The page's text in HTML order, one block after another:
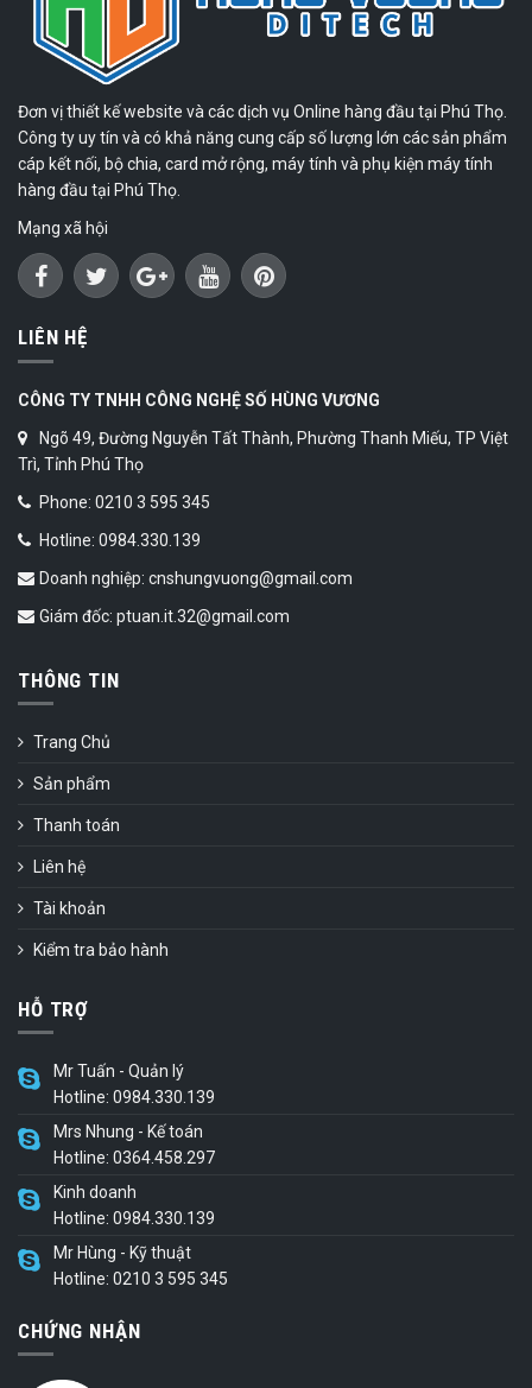
Đơn vị thiết kế website và các dịch vụ Online hàng đầu tại Phú Thọ.
Công ty uy tín và có khả năng cung cấp số lượng lớn các sản phẩm
cáp kết nối, bộ chia, card mở rộng, máy tính và phụ kiện máy tính
hàng đầu tại Phú Thọ.
Mạng xã hội
LIÊN HỆ
CÔNG TY TNHH CÔNG NGHỆ SỐ HÙNG VƯƠNG
Ngõ 49, Đường Nguyễn Tất Thành, Phường Thanh Miếu, TP Việt
Trì, Tỉnh Phú Thọ
Phone: 0210 3 595 345
Hotline: 0984.330.139
Doanh nghiệp: cnshungvuong@gmail.com
Giám đốc: ptuan.it.32@gmail.com
THÔNG TIN
Trang Chủ
Sản phẩm
Thanh toán
Liên hệ
Tài khoản
Kiểm tra bảo hành
HỖ TRỢ
Mr Tuấn - Quản lý
Hotline: 0984.330.139
Mrs Nhung - Kế toán
Hotline: 0364.458.297
Kinh doanh
Hotline: 0984.330.139
Mr Hùng - Kỹ thuật
Hotline: 0210 3 595 345
CHỨNG NHẬN